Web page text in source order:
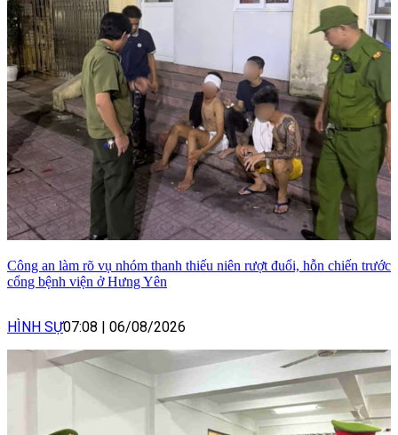
Công an làm rõ vụ nhóm thanh thiếu niên rượt đuổi, hỗn chiến trước
cổng bệnh viện ở Hưng Yên
HÌNH SỰ07:08 | 06/08/2026